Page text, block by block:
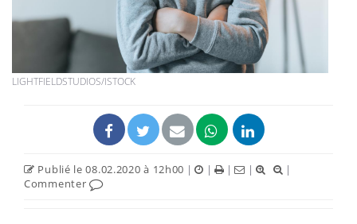
LIGHTFIELDSTUDIOS/ISTOCK
Publié le 08.02.2020 à 12h00 | | | |
|
Commenter